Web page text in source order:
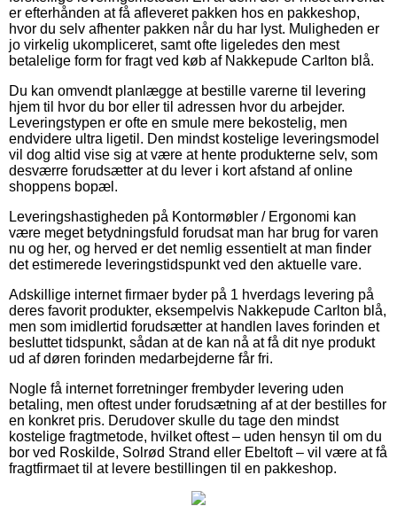
er efterhånden at få afleveret pakken hos en pakkeshop,
hvor du selv afhenter pakken når du har lyst. Muligheden er
jo virkelig ukompliceret, samt ofte ligeledes den mest
betalelige form for fragt ved køb af Nakkepude Carlton blå.
Du kan omvendt planlægge at bestille varerne til levering
hjem til hvor du bor eller til adressen hvor du arbejder.
Leveringstypen er ofte en smule mere bekostelig, men
endvidere ultra ligetil. Den mindst kostelige leveringsmodel
vil dog altid vise sig at være at hente produkterne selv, som
desværre forudsætter at du lever i kort afstand af online
shoppens bopæl.
Leveringshastigheden på Kontormøbler / Ergonomi kan
være meget betydningsfuld forudsat man har brug for varen
nu og her, og herved er det nemlig essentielt at man finder
det estimerede leveringstidspunkt ved den aktuelle vare.
Adskillige internet firmaer byder på 1 hverdags levering på
deres favorit produkter, eksempelvis Nakkepude Carlton blå,
men som imidlertid forudsætter at handlen laves forinden et
besluttet tidspunkt, sådan at de kan nå at få dit nye produkt
ud af døren forinden medarbejderne får fri.
Nogle få internet forretninger frembyder levering uden
betaling, men oftest under forudsætning af at der bestilles for
en konkret pris. Derudover skulle du tage den mindst
kostelige fragtmetode, hvilket oftest – uden hensyn til om du
bor ved Roskilde, Solrød Strand eller Ebeltoft – vil være at få
fragtfirmaet til at levere bestillingen til en pakkeshop.